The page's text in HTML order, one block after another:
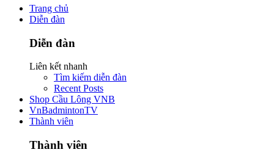
Trang chủ
Diễn đàn
Diễn đàn
Liên kết nhanh
Tìm kiếm diễn đàn
Recent Posts
Shop Cầu Lông VNB
VnBadmintonTV
Thành viên
Thành viên